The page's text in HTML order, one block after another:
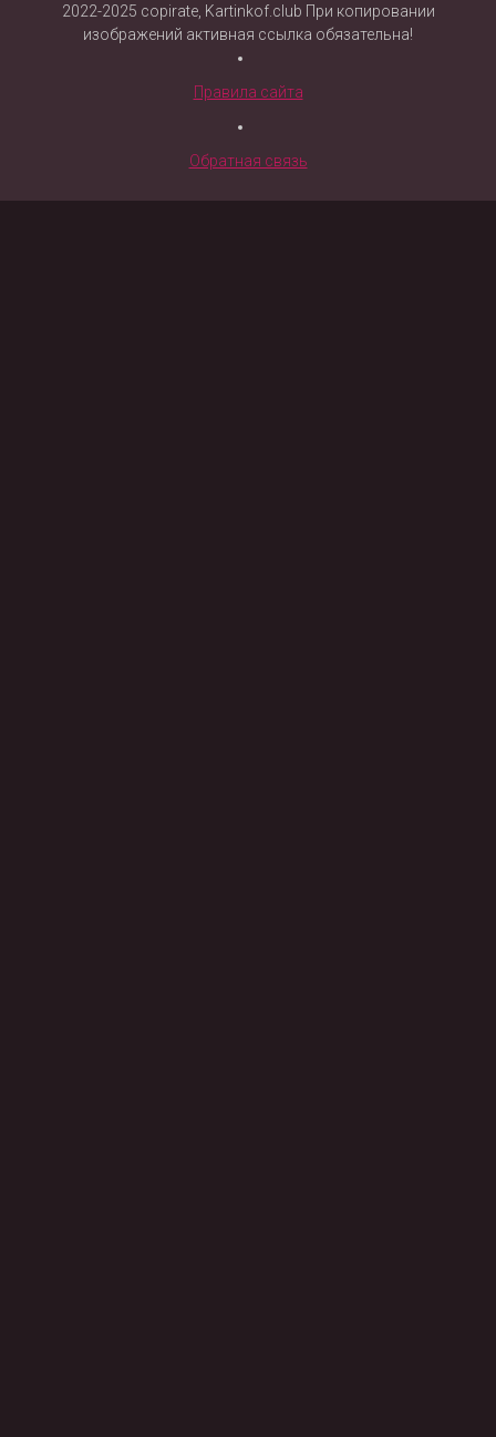
2022-2025 copirate, Kartinkof.club При копировании
изображений активная ссылка обязательна!
Правила сайта
Обратная связь